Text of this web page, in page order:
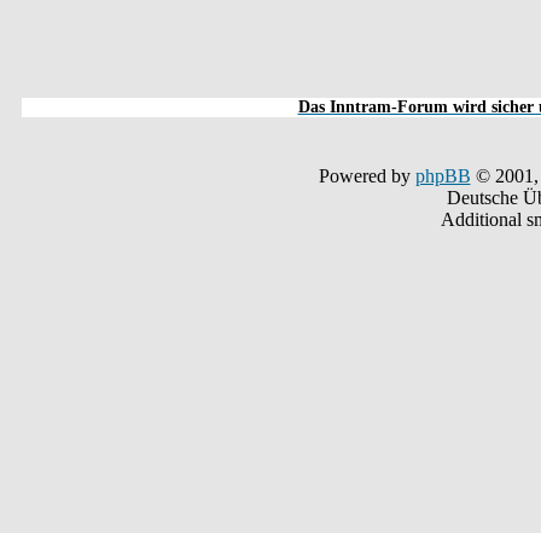
Das Inntram-Forum wird sicher
Powered by phpBB © 2001,
Deutsche
Additional